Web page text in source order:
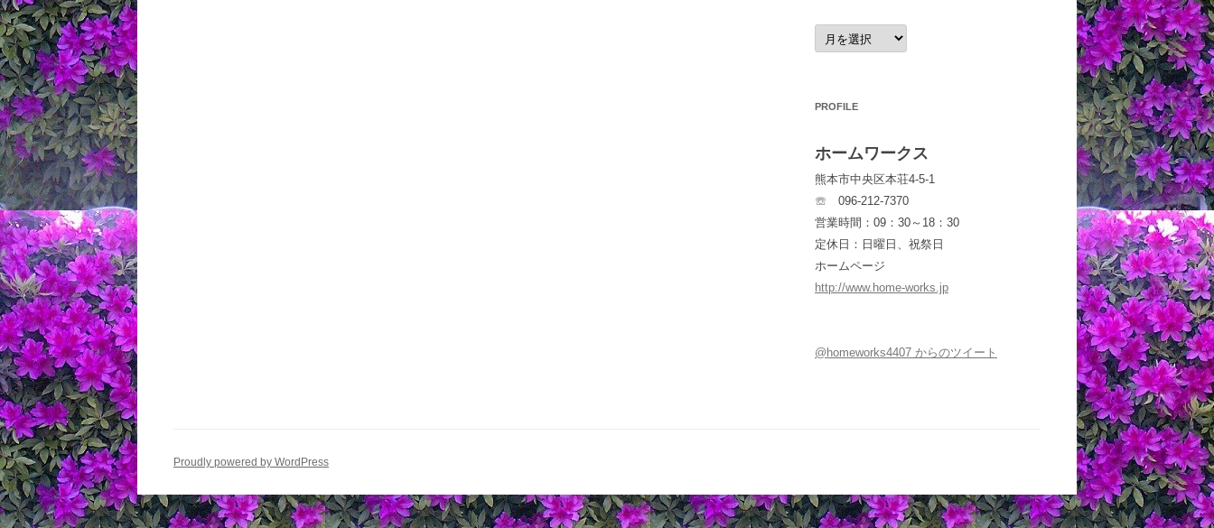
ア
ー
カ
PROFILE
ホームワークス
熊本市中央区本荘4-5-1
☏ 096-212-7370
営業時間：09：30～18：30
定休日：日曜日、祝祭日
ホームページ
http://www.home-works.jp
@homeworks4407 からのツイート
Proudly powered by WordPress